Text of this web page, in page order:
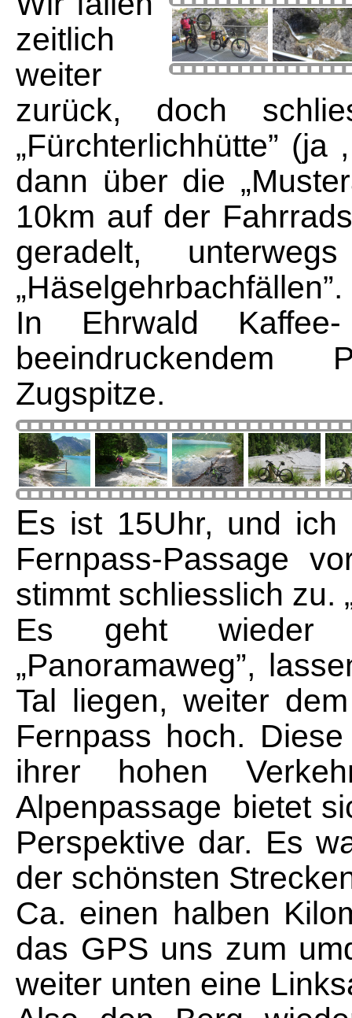
zeitlich
weiter
zurück, doch
„Fürchterlichhütte”
dann über die
10km auf der
geradelt,
„Häselgehrbachfällen”.
In Ehrwald
Zugspitze.
Es ist 15Uhr, und ich
Fernpass-Passage
stimmt schliesslich zu.
Es geht wieder
„Panoramaweg”,
Tal liegen, weiter
Fernpass hoch.
ihrer hohen
Alpenpassage bietet
Perspektive dar. Es
der schönsten
Ca. einen halben
das GPS uns zum
weiter unten eine